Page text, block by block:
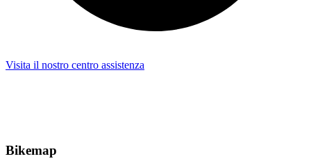
Visita il nostro centro assistenza
Bikemap